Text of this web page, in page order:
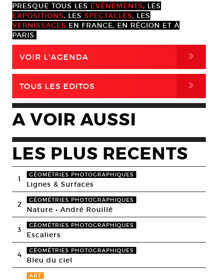
PRESQUE TOUS LES ÉVÈNEMENTS, LES
EXPOSITIONS, LES SPECTACLES, LES
VERNISSAGES EN FRANCE, EN RÉGION ET À
PARIS.
VOIR L'AGENDA ,
TOUS LES EDITOS ,
A VOIR AUSSI
LES PLUS RECENTS
1 GÉOMÉTRIES PHOTOGRAPHIQUES
Lignes & Surfaces
2 GÉOMÉTRIES PHOTOGRAPHIQUES
Nature • André Rouillé
3 GÉOMÉTRIES PHOTOGRAPHIQUES
Escaliers
4 GÉOMÉTRIES PHOTOGRAPHIQUES
Bleu du ciel
ART